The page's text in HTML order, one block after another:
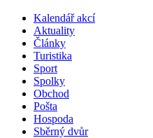
Kalendář akcí
Aktuality
Články
Turistika
Sport
Spolky
Obchod
Pošta
Hospoda
Sběrný dvůr